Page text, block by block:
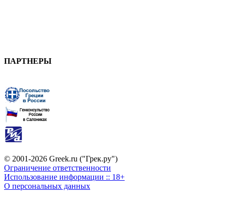
ПАРТНЕРЫ
© 2001-2026 Greek.ru ("Грек.ру")
Ограничение ответственности
Использование информации :: 18+
О персональных данных